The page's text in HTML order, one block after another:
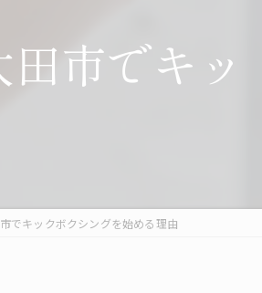
市でキッ
でキックボクシングを始める理由